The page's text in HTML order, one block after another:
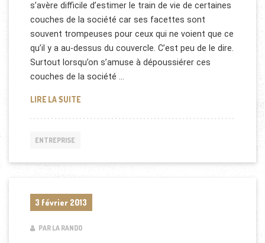
s’avère difficile d’estimer le train de vie de certaines
couches de la société car ses facettes sont
souvent trompeuses pour ceux qui ne voient que ce
qu’il y a au-dessus du couvercle. C’est peu de le dire.
Surtout lorsqu’on s’amuse à dépoussiérer ces
couches de la société …
LIRE LA SUITECOMMERCE DU LUXE EN ALGÉRIE
ENTREPRISE
3 février 2013
PAR LA RANDO